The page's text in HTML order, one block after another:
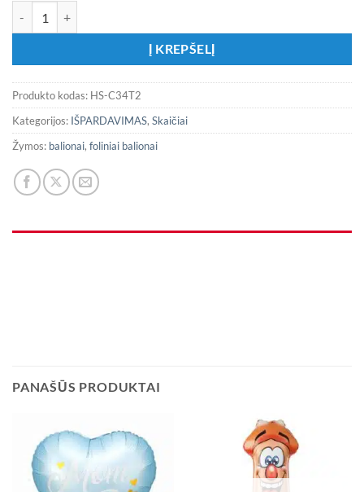
Į KREPŠELĮ
Produkto kodas: HS-C34T2
Kategorijos: IŠPARDAVIMAS, Skaičiai
Žymos: balionai, foliniai balionai
PANAŠŪS PRODUKTAI